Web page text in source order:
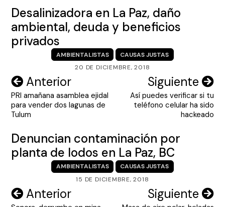
Desalinizadora en La Paz, daño
ambiental, deuda y beneficios
privados
AMBIENTALISTAS
CAUSAS JUSTAS
20 DE DICIEMBRE, 2018
Navegación
de
entradas
Anterior
PRI amañana asamblea ejidal
para vender dos lagunas de
Tulum
Siguiente
Así puedes verificar si tu
teléfono celular ha sido
hackeado
Denuncian contaminación por
planta de lodos en La Paz, BC
AMBIENTALISTAS
CAUSAS JUSTAS
15 DE DICIEMBRE, 2018
Navegación
Anterior Siguiente